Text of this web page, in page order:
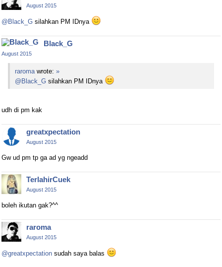
August 2015
@Black_G silahkan PM IDnya
Black_G
August 2015
raroma wrote: »
@Black_G silahkan PM IDnya
udh di pm kak
greatxpectation
August 2015
Gw ud pm tp ga ad yg ngeadd
TerlahirCuek
August 2015
boleh ikutan gak?^^
raroma
August 2015
@greatxpectation sudah saya balas